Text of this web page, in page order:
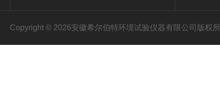
Copyright © 2026安徽希尔伯特环境试验仪器有限公司版